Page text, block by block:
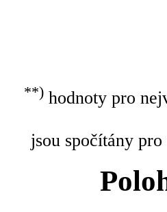
**)hodnoty pro
jsou spočítány